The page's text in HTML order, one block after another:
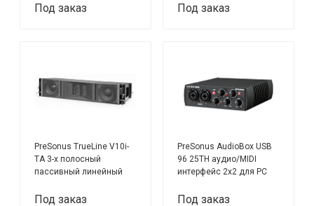
Под заказ Под заказ
PreSonus TrueLine V10i-
TA 3-х полосный
пассивный линейный
Под заказ
PreSonus AudioBox USB
96 25TH аудио/MIDI
интерфейс 2х2 для РС
Под заказ